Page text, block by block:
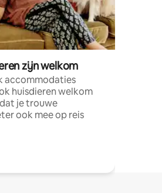
zijn welkom
accommodaties
huisdieren welkom
je trouwe
ook mee op reis